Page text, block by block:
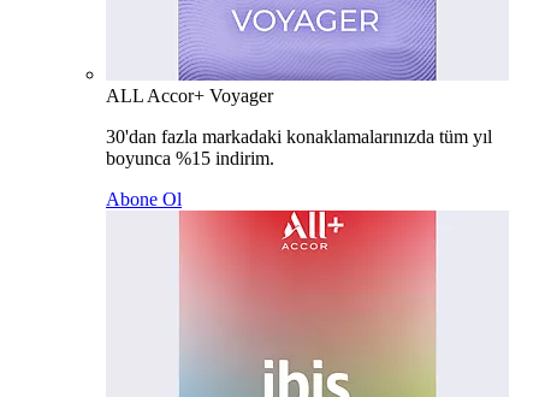
ALL Accor+ Voyager
30'dan fazla markadaki konaklamalarınızda tüm yıl
boyunca %15 indirim.
Abone Ol